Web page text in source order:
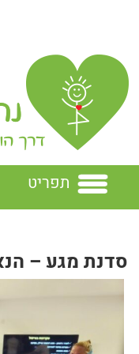
תפריט
נחשון מזרחי
נחשון
סדנת מגע –